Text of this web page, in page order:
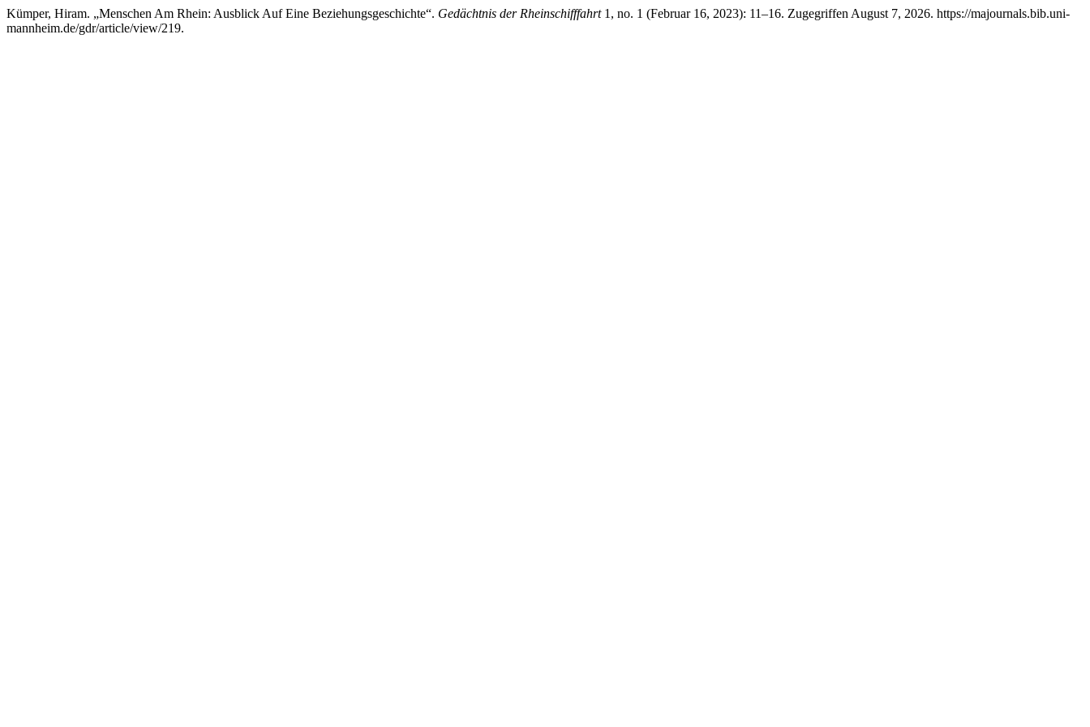
Kümper, Hiram. „Menschen Am Rhein: Ausblick Auf Eine Beziehungsgeschichte“. Gedächtnis der Rheinschifffahrt1, no. 1 (Februar 16, 2023): 11–16. Zugegriffen August 7, 2026. https://majournals.bib.uni-
mannheim.de/gdr/article/view/219.